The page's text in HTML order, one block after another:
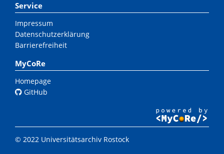
Service
Impressum
Datenschutzerklärung
Barrierefreiheit
MyCoRe
Homepage
GitHub
© 2022 Universitätsarchiv Rostock